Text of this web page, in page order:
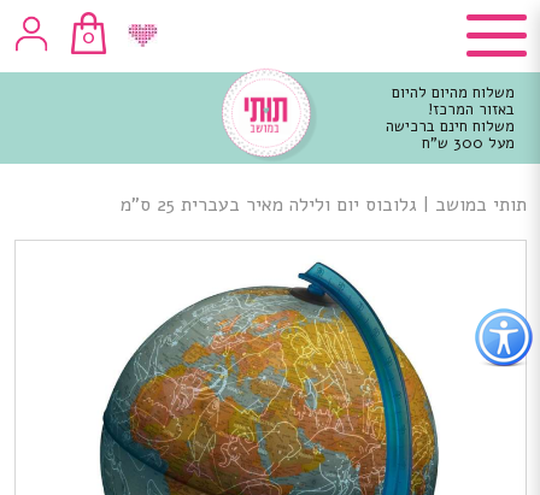
כפתור
לפתיחת
תפריט
נגישות
0
משלוח מהיום להיום
באזור המרכז!
משלוח חינם ברכישה
מעל 300 ש"ח
מרכזי
תותי במושב | גלובוס יום ולילה מאיר בעברית 25 ס”מ